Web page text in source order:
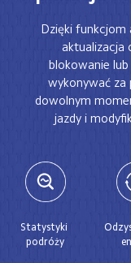
Dzięki funkcjom
aktualizacja
blokowanie
wykonywać
dowolnym
jazdy i
Statystyki
podróży